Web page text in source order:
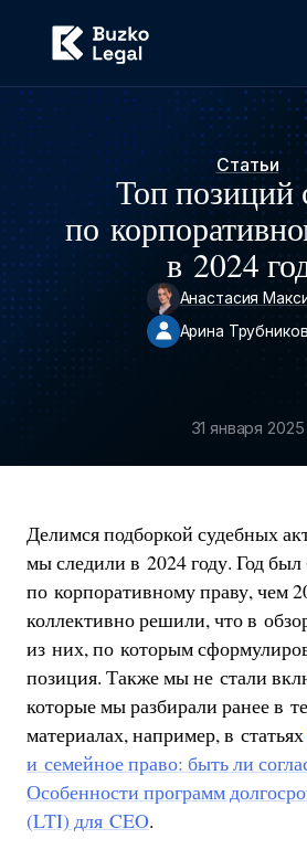
Статьи
Топ позиций
по
в 2024
Анастасия
Арина
31 января 2025
Делимся подборкой судебных
мы следили в 2024 году. Год был
по корпоративному праву, чем
коллективно решили, что в
из них, по которым
позиция. Также мы не стали
которые мы разбирали ранее в
материалах, например, в статьях
и семейное право: быть ли
Особенности программ
(LTI) для CEO.